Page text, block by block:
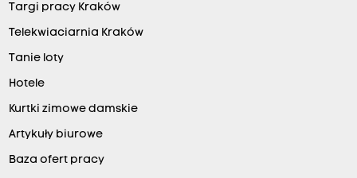
Targi pracy Kraków
Telekwiaciarnia Kraków
Tanie loty
Hotele
Kurtki zimowe damskie
Artykuły biurowe
Baza ofert pracy